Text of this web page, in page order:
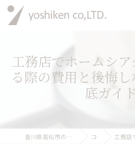
工務店でホームシア
る際の費用と後悔
底ガイド
香川県高松市の工務店なら有限会社吉建 コラム 工務店でホーム